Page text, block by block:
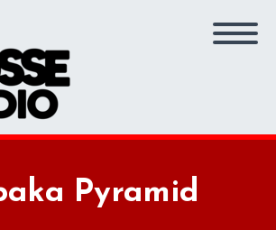
Pyramid